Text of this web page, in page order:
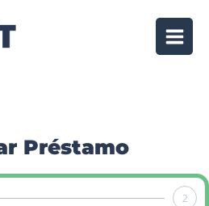
Préstamo
2